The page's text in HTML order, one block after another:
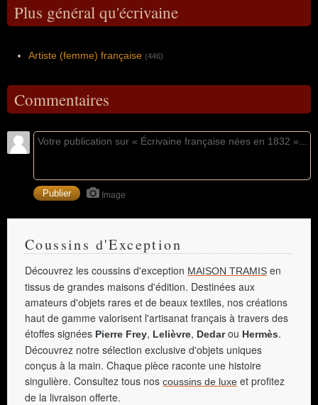
Plus général qu'écrivaine
Artiste (femme) française (446)
Commentaires
Image
Coussins d'Exception
Découvrez les coussins d'exception MAISON TRAMIS en
tissus de grandes maisons d'édition. Destinées aux
amateurs d'objets rares et de beaux textiles, nos créations
haut de gamme valorisent l'artisanat français à travers des
étoffes signées Pierre Frey, Lelièvre, Dedarou Hermès.
Découvrez notre sélection exclusive d'objets uniques
conçus à la main. Chaque pièce raconte une histoire
singulière. Consultez tous nos coussins de luxe et profitez
de la livraison offerte.